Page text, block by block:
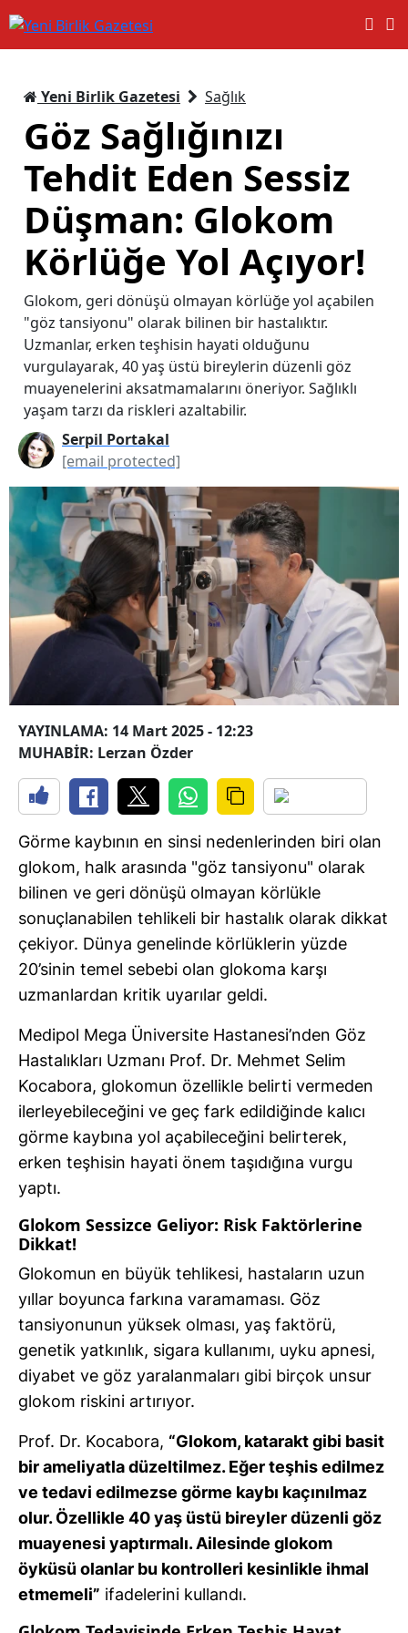
Yeni Birlik Gazetesi Sağlık
Göz Sağlığınızı
Tehdit Eden Sessiz
Düşman: Glokom
Körlüğe Yol Açıyor!
Glokom, geri dönüşü olmayan körlüğe yol açabilen
"göz tansiyonu" olarak bilinen bir hastalıktır.
Uzmanlar, erken teşhisin hayati olduğunu
vurgulayarak, 40 yaş üstü bireylerin düzenli göz
muayenelerini aksatmamalarını öneriyor. Sağlıklı
yaşam tarzı da riskleri azaltabilir.
Serpil Portakal
[email protected]
YAYINLAMA: 14 Mart 2025 - 12:23
MUHABİR: Lerzan Özder
Görme kaybının en sinsi nedenlerinden biri olan
glokom, halk arasında "göz tansiyonu" olarak
bilinen ve geri dönüşü olmayan körlükle
sonuçlanabilen tehlikeli bir hastalık olarak dikkat
çekiyor. Dünya genelinde körlüklerin yüzde
20’sinin temel sebebi olan glokoma karşı
uzmanlardan kritik uyarılar geldi.
Medipol Mega Üniversite Hastanesi’nden Göz
Hastalıkları Uzmanı Prof. Dr. Mehmet Selim
Kocabora, glokomun özellikle belirti vermeden
ilerleyebileceğini ve geç fark edildiğinde kalıcı
görme kaybına yol açabileceğini belirterek,
erken teşhisin hayati önem taşıdığına vurgu
yaptı.
Glokom Sessizce Geliyor: Risk Faktörlerine
Dikkat!
Glokomun en büyük tehlikesi, hastaların uzun
yıllar boyunca farkına varamaması. Göz
tansiyonunun yüksek olması, yaş faktörü,
genetik yatkınlık, sigara kullanımı, uyku apnesi,
diyabet ve göz yaralanmaları gibi birçok unsur
glokom riskini artırıyor.
Prof. Dr. Kocabora, “Glokom, katarakt gibi basit
bir ameliyatla düzeltilmez. Eğer teşhis edilmez
ve tedavi edilmezse görme kaybı kaçınılmaz
olur. Özellikle 40 yaş üstü bireyler düzenli göz
muayenesi yaptırmalı. Ailesinde glokom
öyküsü olanlar bu kontrolleri kesinlikle ihmal
etmemeli” ifadelerini kullandı.